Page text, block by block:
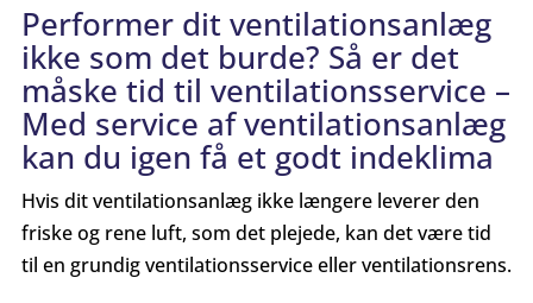
Performer dit ventilationsanlæg
ikke som det burde? Så er det
måske tid til ventilationsservice –
Med service af ventilationsanlæg
kan du igen få et godt indeklima
Hvis dit ventilationsanlæg ikke længere leverer den
friske og rene luft, som det plejede, kan det være tid
til en grundig ventilationsservice eller ventilationsrens.